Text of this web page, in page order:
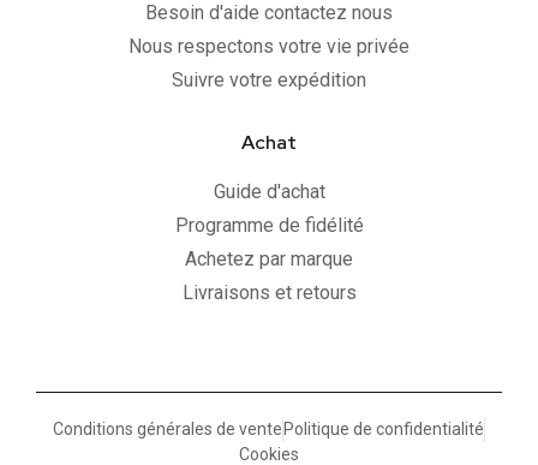
Besoin d'aide contactez nous
Nous respectons votre vie privée
Suivre votre expédition
Achat
Guide d'achat
Programme de fidélité
Achetez par marque
Livraisons et retours
Conditions générales de vente Politique de confidentialité
Cookies